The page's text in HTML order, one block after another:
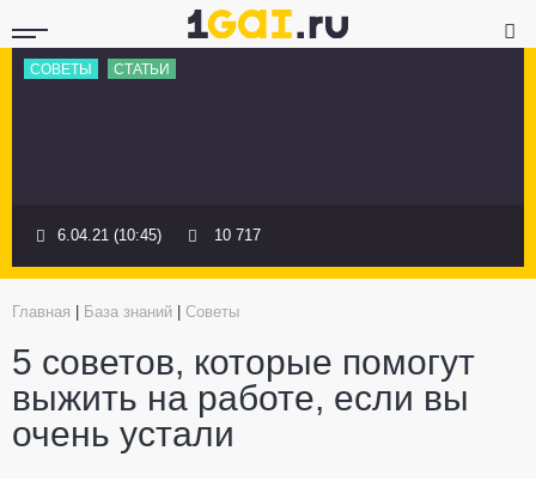
СОВЕТЫ СТАТЬИ
6.04.21 (10:45) 10 717
Главная База знаний Советы
5 советов, которые помогут
выжить на работе, если вы
очень устали